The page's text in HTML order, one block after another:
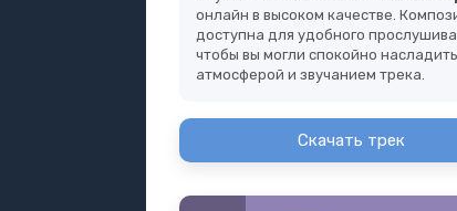
онлайн в высоком качестве.
доступна для удобного
чтобы вы могли спокойно
атмосферой и звучанием трека.
Скачать трек